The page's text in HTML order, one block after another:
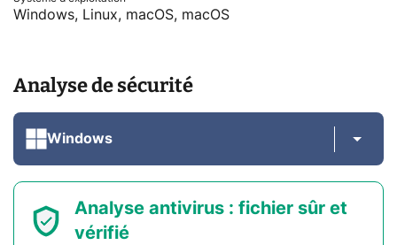
Windows, Linux, macOS, macOS
Analyse de sécurité
Windows
Analyse antivirus : fichier sûr et
vérifié